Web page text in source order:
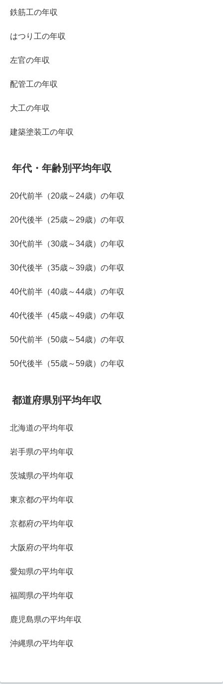
鉄筋工の年収
はつり工の年収
左官の年収
配管工の年収
大工の年収
建築塗装工の年収
年代・年齢別平均年収
20代前半（20歳～24歳）の年収
20代後半（25歳～29歳）の年収
30代前半（30歳～34歳）の年収
30代後半（35歳～39歳）の年収
40代前半（40歳～44歳）の年収
40代後半（45歳～49歳）の年収
50代前半（50歳～54歳）の年収
50代後半（55歳～59歳）の年収
都道府県別平均年収
北海道の平均年収
岩手県の平均年収
茨城県の平均年収
東京都の平均年収
京都府の平均年収
大阪府の平均年収
愛知県の平均年収
福岡県の平均年収
鹿児島県の平均年収
沖縄県の平均年収